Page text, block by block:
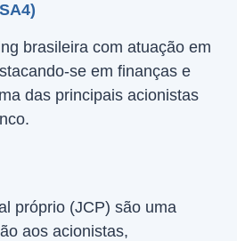
brasileira com atuação em
se em finanças e
das principais acionistas
próprio (JCP) são uma
aos acionistas,